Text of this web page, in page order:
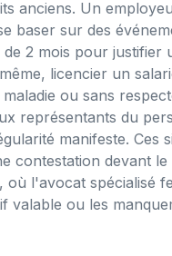
anciens. Un
baser sur des
2 mois pour justifier
licencier un
ou sans
représentants du
manifeste. Ces
contestation devant le
où l'avocat spécialisé
valable ou les